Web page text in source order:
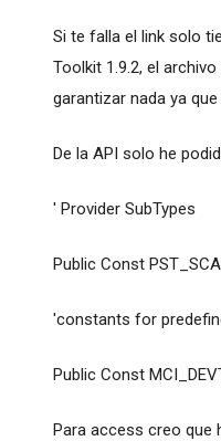
Si te falla el link solo
Toolkit 1.9.2, el archivo
garantizar nada ya
De la API solo he
' Provider SubTypes
Public Const
'constants for
Public Const
Para access creo que